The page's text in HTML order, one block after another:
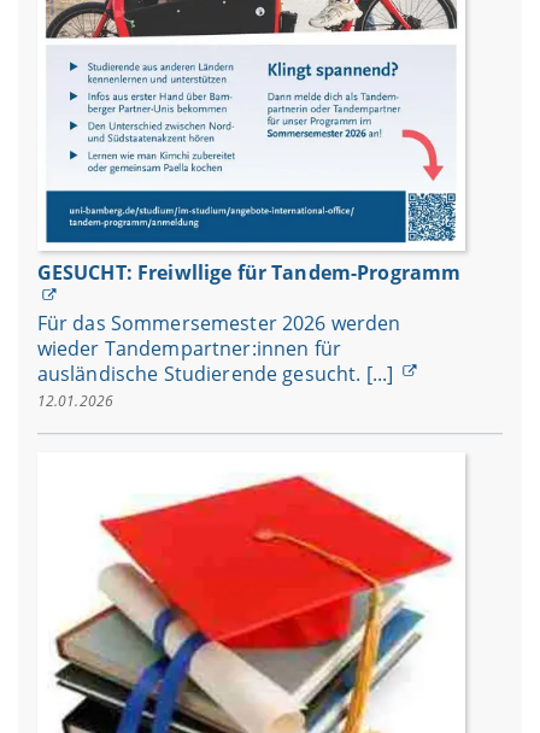
GESUCHT: Freiwllige für Tandem-Programm
Für das Sommersemester 2026 werden
wieder Tandempartner:innen für
ausländische Studierende gesucht. [...]
12.01.2026